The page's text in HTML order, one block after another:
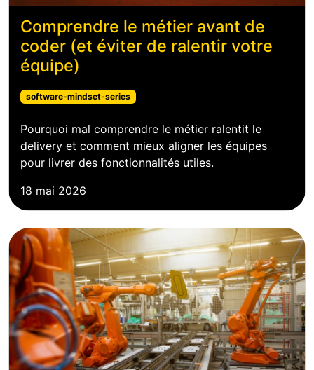
Comprendre le métier avant de
coder (et éviter de ralentir votre
équipe)
software-mindset-series
Pourquoi mal comprendre le métier ralentit le
delivery et comment mieux aligner les équipes
pour livrer des fonctionnalités utiles.
18 mai 2026